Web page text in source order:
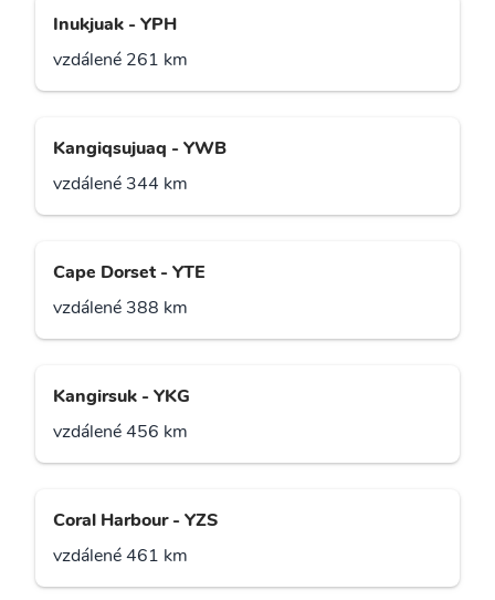
Inukjuak - YPH
vzdálené 261 km
Kangiqsujuaq - YWB
vzdálené 344 km
Cape Dorset - YTE
vzdálené 388 km
Kangirsuk - YKG
vzdálené 456 km
Coral Harbour - YZS
vzdálené 461 km